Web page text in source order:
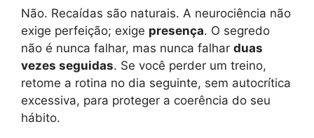
Não. Recaídas são naturais. A neurociência não
exige perfeição; exige presença. O segredo
não é nunca falhar, mas nunca falhar duas
vezes seguidas. Se você perder um treino,
retome a rotina no dia seguinte, sem autocrítica
excessiva, para proteger a coerência do seu
hábito.